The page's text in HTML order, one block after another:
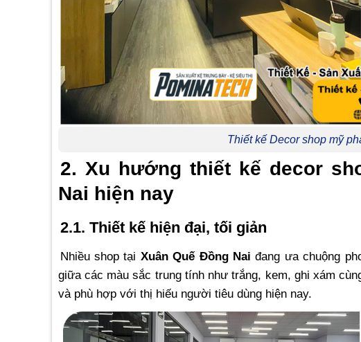
Thiết kế Decor shop mỹ
2. Xu hướng thiết kế decor
Nai hiện nay
2.1. Thiết kế hiện đại, tối giản
Nhiều shop tại Xuân Quế Đồng Nai đang ưa chuộng
giữa các màu sắc trung tính như trắng, kem, ghi xám
và phù hợp với thị hiếu người tiêu dùng hiện nay.